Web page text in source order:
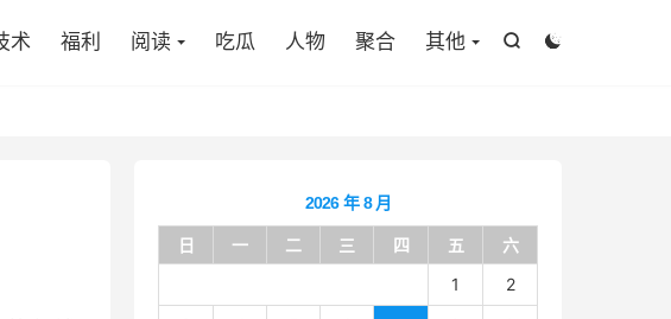


术 福利 阅读 吃瓜 人物 聚合 其他
2026 年 8 月
日 一 二 三 四 五
六
1
2